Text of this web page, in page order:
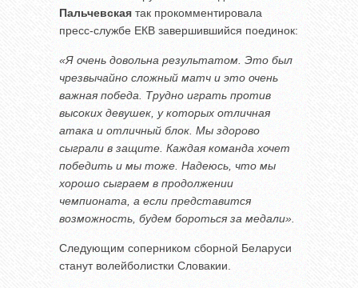
Пальчевская так прокомментировала
пресс-службе ЕКВ завершившийся поединок:
«Я очень довольна результатом. Это был
чрезвычайно сложный матч и это очень
важная победа. Трудно играть против
высоких девушек, у которых отличная
атака и отличный блок. Мы здорово
сыграли в защите. Каждая команда хочет
победить и мы тоже. Надеюсь, что мы
хорошо сыграем в продолжении
чемпионата, а если представится
возможность, будем бороться за медали».
Следующим соперником сборной Беларуси
станут волейболистки Словакии.